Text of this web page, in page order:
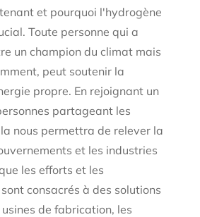
et pourquoi l'hydrogène
Toute personne qui a
un champion du climat mais
peut soutenir la
propre. En rejoignant un
partageant les
nous permettra de relever la
et les industries
les efforts et les
consacrés à des solutions
de fabrication, les